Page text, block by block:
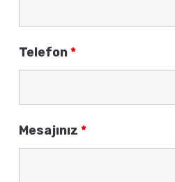
Telefon*
Mesajınız*